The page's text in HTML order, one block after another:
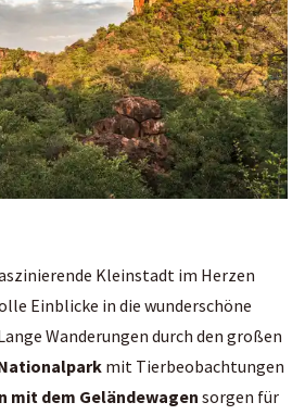
Kleinstadt im Herzen
Einblicke in die wunderschöne
Wanderungen durch den großen
mit Tierbeobachtungen
mit dem Geländewagen sorgen für